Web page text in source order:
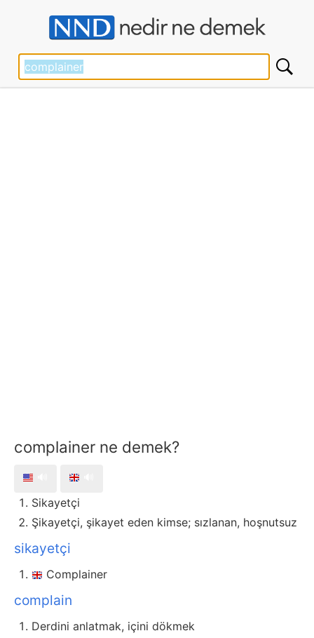
complainer ne demek?
Sikayetçi
Şikayetçi, şikayet eden kimse; sızlanan, hoşnutsuz
sikayetçi
Complainer
complain
Derdini anlatmak, içini dökmek